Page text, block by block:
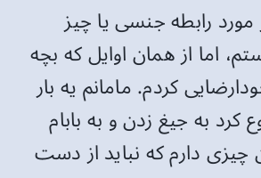
رابطه جنسی یا چیز
اما از همان اوایل که بچه
کردم. مامانم یه بار
به جیغ زدن و به بابام
دارم که نباید از دست